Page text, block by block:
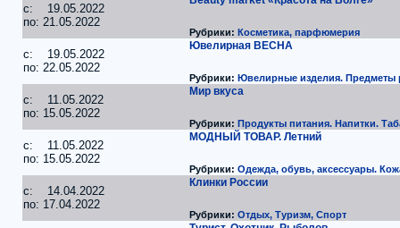
c: 19.05.2022
по: 21.05.2022
Рубрики: Косметика, парфюмерия
c: 19.05.2022
по: 22.05.2022
Ювелирная ВЕСНА
Рубрики: Ювелирные изделия. Предметы
c: 11.05.2022
по: 15.05.2022
Мир вкуса
Рубрики: Продукты питания. Напитки.
c: 11.05.2022
по: 15.05.2022
МОДНЫЙ ТОВАР. Летний
Рубрики: Одежда, обувь, аксессуары.
c: 14.04.2022
по: 17.04.2022
Клинки России
Рубрики: Отдых, Туризм, Спорт